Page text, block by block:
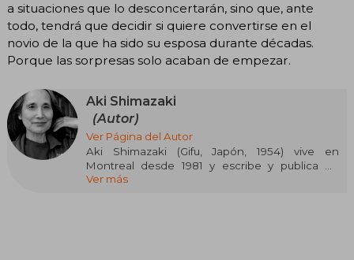
a situaciones que lo desconcertarán, sino que, ante
todo, tendrá que decidir si quiere convertirse en el
novio de la que ha sido su esposa durante décadas.
Porque las sorpresas solo acaban de empezar.
Aki Shimazaki
(Autor)
Ver Página del Autor
Aki Shimazaki (Gifu, Japón, 1954) vive en
Montreal desde 1981 y escribe y publica en
francés desde 1991. Es autora de cuatro
Ver más